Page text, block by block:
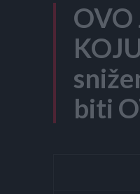
OVO
biti